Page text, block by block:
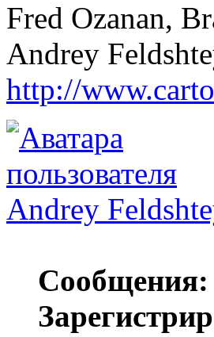
Fred Ozanan,
Andrey
http://
Andrey
Сообщения: